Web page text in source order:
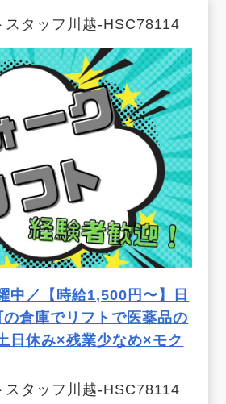
スタッフ川越-HSC78114
中／【時給1,500円〜】日
倉庫でリフトで医薬品の
日休み×残業少なめ×モク
スタッフ川越-HSC78114